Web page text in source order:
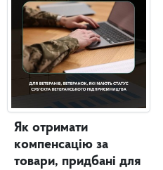
Як отримати
компенсацію за
товари, придбані для